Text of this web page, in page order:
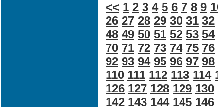
<< 1 2 3 4 5 6 7 8 9
26 27 28 29 30 31 32
48 49 50 51 52 53 54
70 71 72 73 74 75 76
92 93 94 95 96 97 98
110 111 112 113 114
126 127 128 129 130
142 143 144 145 146